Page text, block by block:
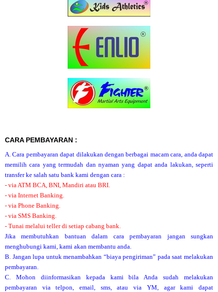
CARA PEMBAYARAN :
A. Cara pembayaran dapat dilakukan dengan berbagai macam cara, anda dapat
memilih cara yang termudah dan nyaman yang dapat anda lakukan, seperti
transfer ke salah satu bank kami dengan cara :
- via ATM BCA, BNI, Mandiri atau BRI.
- via Internet Banking.
- via Phone Banking.
- via SMS Banking.
- Tunai melalui teller di setiap cabang bank.
Jika membutuhkan bantuan dalam cara pembayaran jangan sungkan
menghubungi kami, kami akan membantu anda.
B. Jangan lupa untuk menambahkan “biaya pengiriman” pada saat melakukan
pembayaran.
C. Mohon diinformasikan kepada kami bila Anda sudah melakukan
pembayaran via telpon, email, sms, atau via YM, agar kami dapat